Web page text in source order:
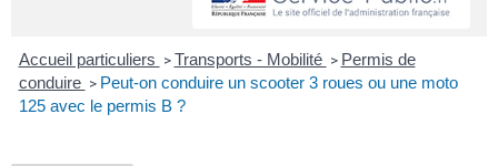
Accueil particuliers > Transports - Mobilité > Permis de
conduire > Peut-on conduire un scooter 3 roues ou une moto
125 avec le permis B ?